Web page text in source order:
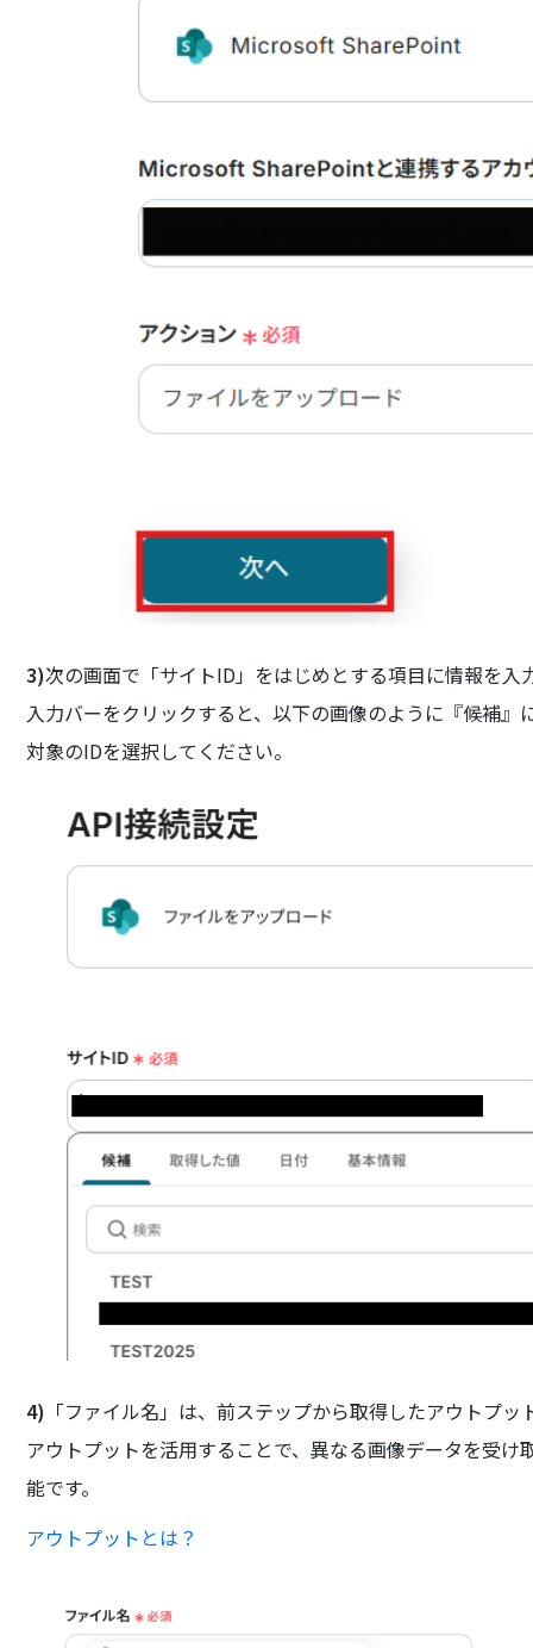
3)次の画面で「サイトID」をはじめとする項目に情報を入
入力バーをクリックすると、以下の画像のように『候補
対象のIDを選択してください。
4) 「ファイル名」は、前ステップから取得したアウトプ
アウトプットを活用することで、異なる画像データを受
能です。
アウトプットとは？